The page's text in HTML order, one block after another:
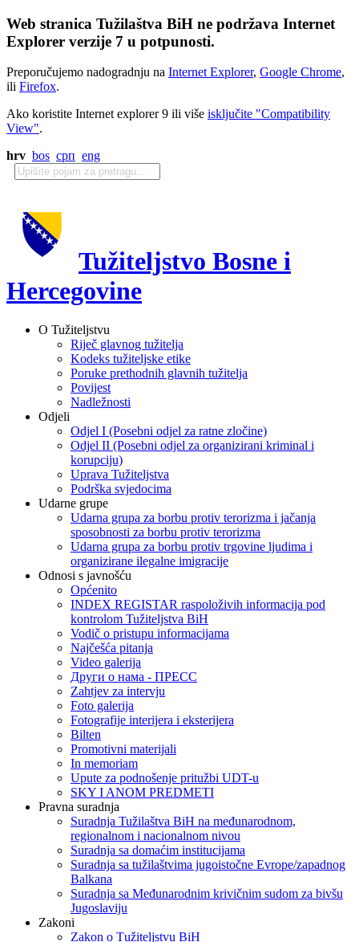
Web stranica Tužilaštva BiH ne podržava Internet
Explorer verzije 7 u potpunosti.
Preporučujemo nadogradnju na Internet Explorer, Google Chrome,
ili Firefox.
Ako koristite Internet explorer 9 ili više isključite "Compatibility
View".
hrv bos срп eng
Tužiteljstvo Bosne i
Hercegovine
O Tužiteljstvu
Riječ glavnog tužitelja
Kodeks tužiteljske etike
Poruke prethodnih glavnih tužitelja
Povijest
Nadležnosti
Odjeli
Odjel I (Posebni odjel za ratne zločine)
Odjel II (Posebni odjel za organizirani kriminal i
korupciju)
Uprava Tužiteljstva
Podrška svjedocima
Udarne grupe
Udarna grupa za borbu protiv terorizma i jačanja
sposobnosti za borbu protiv terorizma
Udarna grupa za borbu protiv trgovine ljudima i
organizirane ilegalne imigracije
Odnosi s javnošću
Općenito
INDEX REGISTAR raspoloživih informacija pod
kontrolom Tužiteljstva BiH
Vodič o pristupu informacijama
Najčešća pitanja
Video galerija
Други о нама - ПРЕСC
Zahtjev za intervju
Foto galerija
Fotografije interijera i eksterijera
Bilten
Promotivni materijali
In memoriam
Upute za podnošenje pritužbi UDT-u
SKY I ANOM PREDMETI
Pravna suradnja
Suradnja Tužilaštva BiH na međunarodnom,
regionalnom i nacionalnom nivou
Suradnja sa domaćim institucijama
Suradnja sa tužilaštvima jugoistočne Evrope/zapadnog
Balkana
Suradnja sa Međunarodnim krivičnim sudom za bivšu
Jugoslaviju
Zakoni
Zakon o Тužiteljstvu BiH